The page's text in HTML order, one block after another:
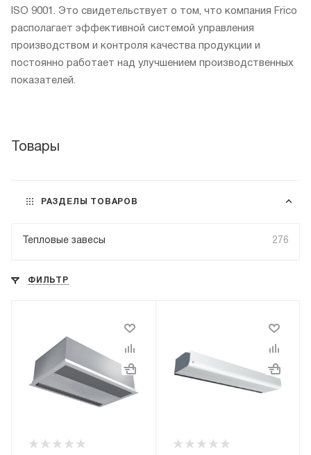
ISO 9001. Это свидетельствует о том, что компания Frico
располагает эффективной системой управления
производством и контроля качества продукции и
постоянно работает над улучшением производственных
показателей.
Товары
РАЗДЕЛЫ ТОВАРОВ
Тепловые завесы 276
ФИЛЬТР